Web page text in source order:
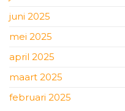
juni 2025
mei 2025
april 2025
maart 2025
februari 2025